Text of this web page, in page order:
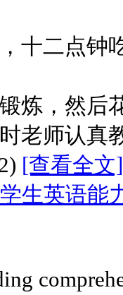
十二点钟
炼，然后
老师认真
[查看全文]
生英语能